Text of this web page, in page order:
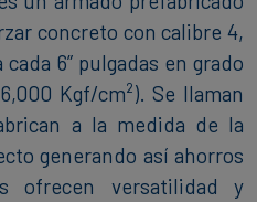
concreto con calibre 4,
6” pulgadas en grado
Kgf/cm²). Se llaman
a la medida de la
generando así ahorros
ofrecen versatilidad y